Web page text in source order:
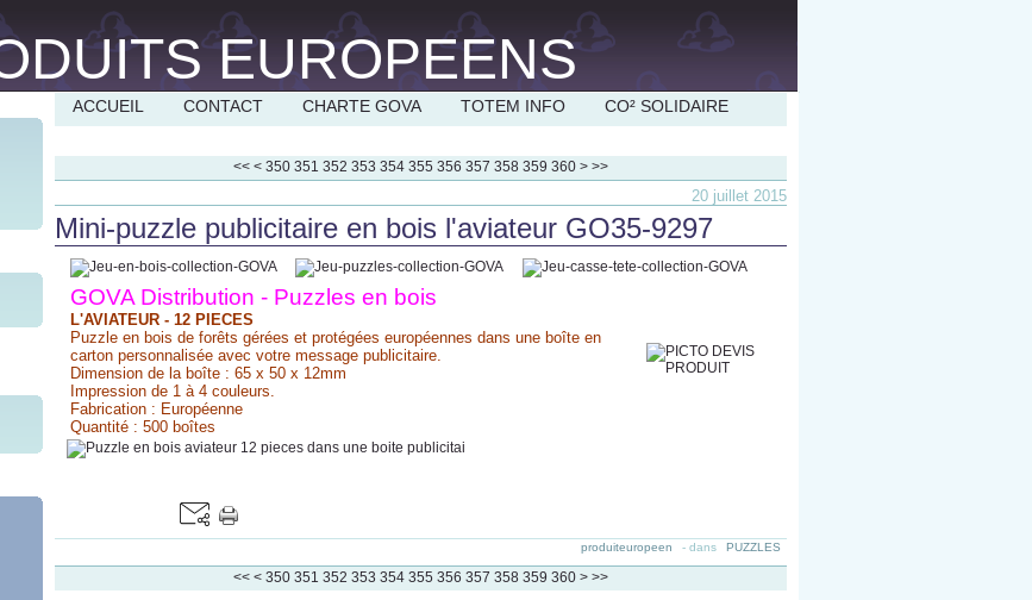
ACCUEIL CONTACT CHARTE GOVA TOTEM INFO CO² SOLIDAIRE
<< < 300
310
320
330
340
350 351 352 353 354 355 356 357 358 359 360 370
380
390
400
> >>
20 juillet 2015
Mini-puzzle publicitaire en bois l'aviateur GO35-9297
GOVA Distribution - Puzzles en bois
L'AVIATEUR - 12 PIECES
Puzzle en bois de forêts gérées et protégées européennes dans une boîte en
carton personnalisée avec votre message publicitaire.
Dimension de la boîte : 65 x 50 x 12mm
Impression de 1 à 4 couleurs.
Fabrication : Européenne
Quantité : 500 boîtes
produiteuropeen - dans PUZZLES
<< < 300
310
320
330
340
350 351 352 353 354 355 356 357 358 359 360 370
380
390
400
> >>